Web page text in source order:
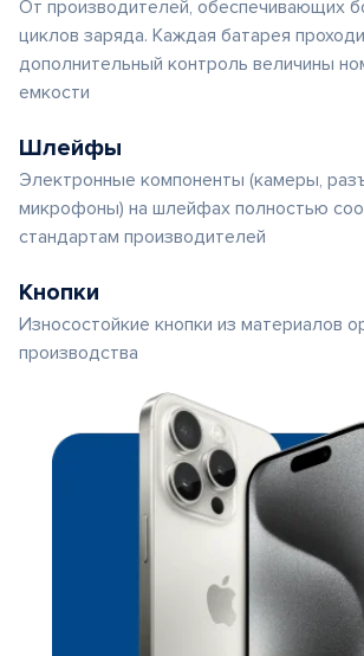
От производителей, обеспечивающих
циклов заряда. Каждая батарея
дополнительный контроль величины
емкости
Шлейфы
Электронные компоненты (камеры,
микрофоны) на шлейфах полностью
стандартам производителей
Кнопки
Износостойкие кнопки из материалов
производства